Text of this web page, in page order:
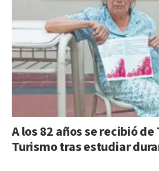
A los 82 años se recibió de
Turismo tras estudiar